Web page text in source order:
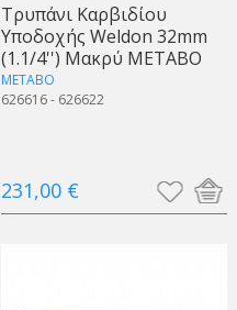
Τρυπάνι Καρβιδίου
Υποδοχής Weldon 32mm
(1.1/4'') Μακρύ METABO
METABO
626616 - 626622
231,00 €